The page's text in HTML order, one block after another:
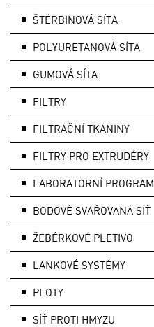
ŠTĚRBINOVÁ SÍTA
POLYURETANOVÁ SÍTA
GUMOVÁ SÍTA
FILTRY
FILTRAČNÍ TKANINY
FILTRY PRO EXTRUDÉRY
LABORATORNÍ PROGRAM
BODOVĚ SVAŘOVANÁ SÍŤ
ŽEBÉRKOVÉ PLETIVO
LANKOVÉ SYSTÉMY
PLOTY
SÍŤ PROTI HMYZU